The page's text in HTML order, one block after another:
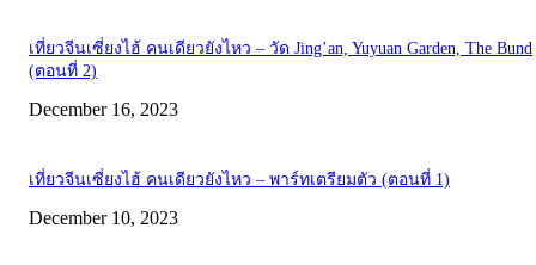
เที่ยวจีนเซี่ยงไฮ้ คนเดียวยังไหว – วัด Jing’an, Yuyuan Garden, The Bund
(ตอนที่ 2)
December 16, 2023
เที่ยวจีนเซี่ยงไฮ้ คนเดียวยังไหว – พาร์ทเตรียมตัว (ตอนที่ 1)
December 10, 2023